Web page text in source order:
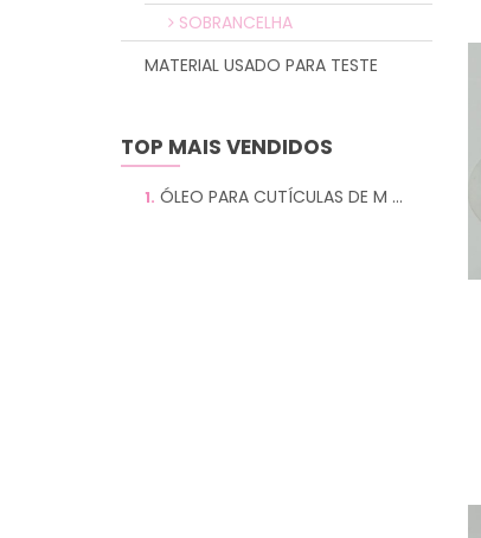
SOBRANCELHA
MATERIAL USADO PARA TESTE
TOP MAIS VENDIDOS
1. ÓLEO PARA CUTÍCULAS DE M ...